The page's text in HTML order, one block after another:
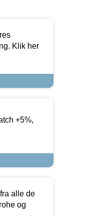
Klik her
+5%,
alle de
og